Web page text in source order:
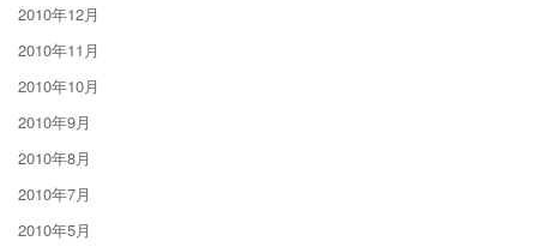
2010年12月
2010年11月
2010年10月
2010年9月
2010年8月
2010年7月
2010年5月